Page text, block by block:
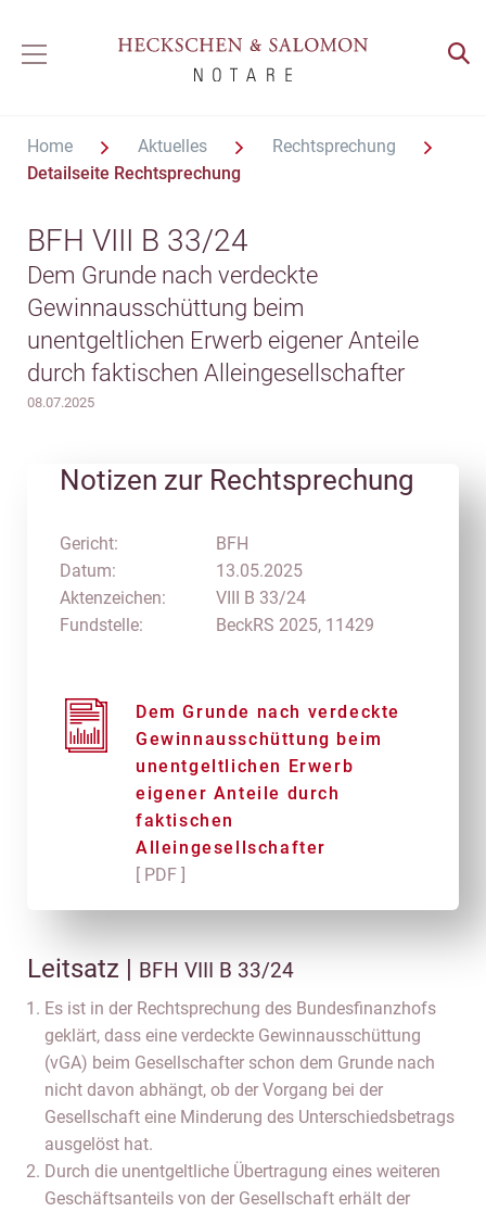
Home Aktuelles
Rechtsprechung
Detailseite Rechtsprechung
BFH VIII B 33/24
Dem Grunde nach verdeckte
Gewinnausschüttung beim
unentgeltlichen Erwerb eigener Anteile
durch faktischen Alleingesellschafter
08.07.2025
Notizen zur Rechtsprechung
Gericht:
Datum:
Aktenzeichen:
Fundstelle:
BFH
13.05.2025
VIII B 33/24
BeckRS 2025, 11429
Dem Grunde nach verdeckte
Gewinnausschüttung beim
unentgeltlichen Erwerb
eigener Anteile durch
faktischen
Alleingesellschafter
[ PDF ]
Leitsatz | BFH VIII B 33/24
Es ist in der Rechtsprechung des Bundesfinanzhofs
geklärt, dass eine verdeckte Gewinnausschüttung
(vGA) beim Gesellschafter schon dem Grunde nach
nicht davon abhängt, ob der Vorgang bei der
Gesellschaft eine Minderung des Unterschiedsbetrags
ausgelöst hat.
Durch die unentgeltliche Übertragung eines weiteren
Geschäftsanteils von der Gesellschaft erhält der